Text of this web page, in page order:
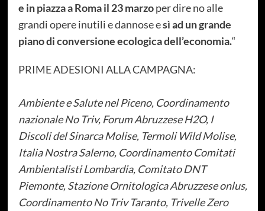
e in piazza a Roma il 23 marzoper dire no alle
grandi opere inutili e dannose esì ad un grande
piano di conversione ecologica dell’economia.“
PRIME ADESIONI ALLA CAMPAGNA:
Ambiente e Salute nel Piceno, Coordinamento
nazionale No Triv, Forum Abruzzese H2O, I
Discoli del Sinarca Molise, Termoli Wild Molise,
Italia Nostra Salerno, Coordinamento Comitati
Ambientalisti Lombardia, Comitato DNT
Piemonte, Stazione Ornitologica Abruzzese onlus,
Coordinamento No Triv Taranto, Trivelle Zero